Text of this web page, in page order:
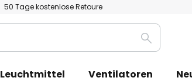
50 Tage kostenlose Retoure
Suche
Leuchtmittel Ventilatoren